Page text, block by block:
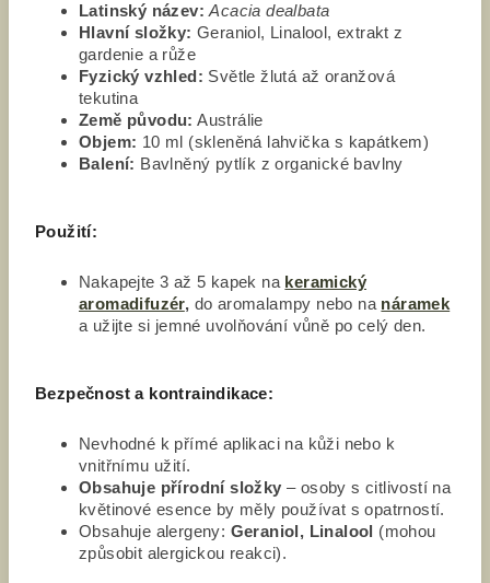
Latinský název: Acacia dealbata
Hlavní složky: Geraniol, Linalool, extrakt z
gardenie a růže
Fyzický vzhled: Světle žlutá až oranžová
tekutina
Země původu: Austrálie
Objem: 10 ml (skleněná lahvička s kapátkem)
Balení: Bavlněný pytlík z organické bavlny
Použití:
Nakapejte 3 až 5 kapek na keramický
aromadifuzér, do aromalampy nebo na náramek
a užijte si jemné uvolňování vůně po celý den.
Bezpečnost a kontraindikace:
Nevhodné k přímé aplikaci na kůži nebo k
vnitřnímu užití.
Obsahuje přírodní složky – osoby s citlivostí na
květinové esence by měly používat s opatrností.
Obsahuje alergeny: Geraniol, Linalool
(mohou
způsobit alergickou reakci).